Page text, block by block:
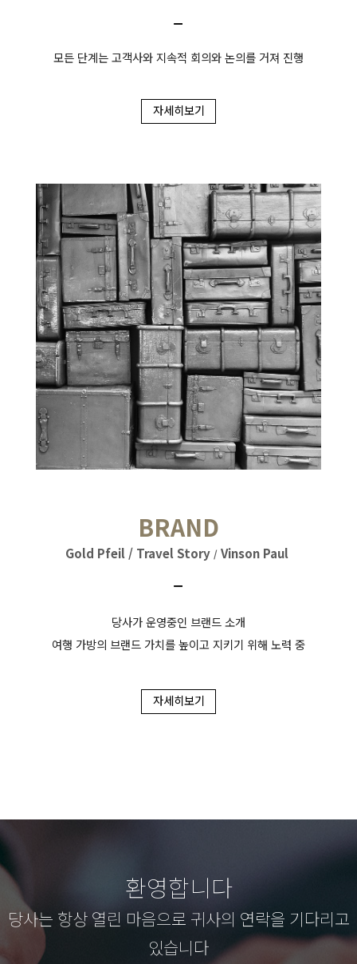
ㅡ
모든 단계는 고객사와 지속적 회의와 논의를 거져 진행
자세히보기
BRAND
Gold Pfeil / Travel Story / Vinson Paul
ㅡ
당사가 운영중인 브랜드 소개
여행 가방의 브랜드 가치를 높이고 지키기 위해 노력 중
자세히보기
환영합니다
당사는 항상 열린 마음으로 귀사의 연락을 기다리고
있습니다